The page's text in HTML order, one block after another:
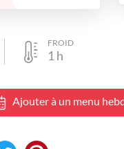
FROID
1 h
Ajouter à un menu